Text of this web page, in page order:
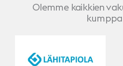
Olemme kaikkien
LähiTapiola